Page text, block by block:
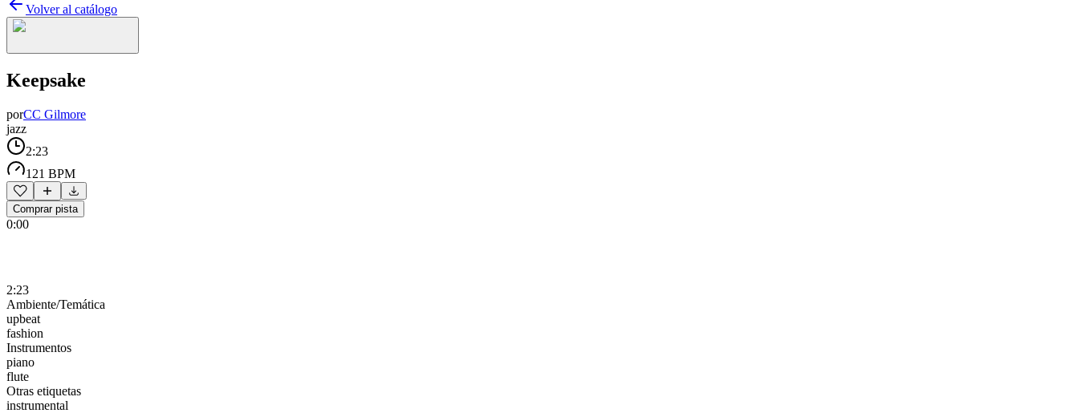
Volver al catálogo
Keepsake
porCC Gilmore
jazz
2:23
121 BPM
Comprar pista
0:00
2:23
Ambiente/Temática
upbeat
fashion
Instrumentos
piano
flute
Otras etiquetas
instrumental